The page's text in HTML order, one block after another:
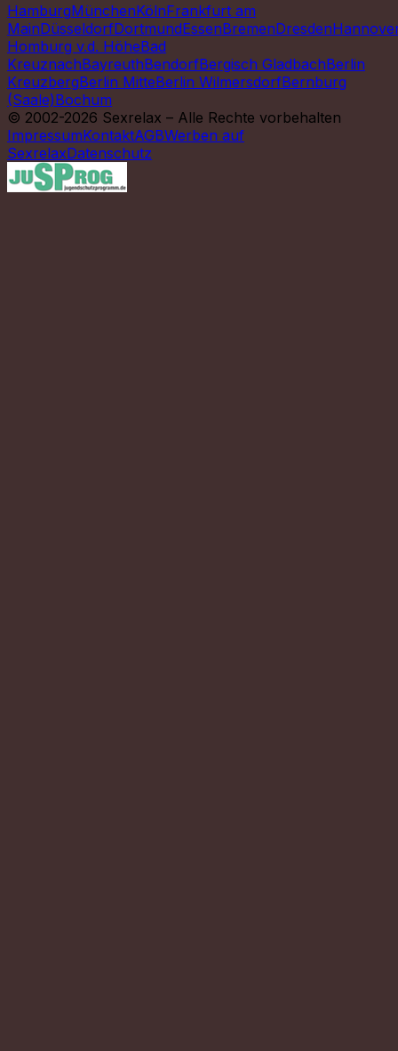
HamburgMünchenKölnFrankfurt am
MainDüsseldorfDortmundEssenBremenDresden
Homburg v.d. HöheBad
KreuznachBayreuthBendorfBergisch GladbachBerlin
KreuzbergBerlin MitteBerlin WilmersdorfBernburg
(Saale)Bochum
© 2002-2026 Sexrelax – Alle Rechte vorbehalten
ImpressumKontaktAGBWerben auf
SexrelaxDatenschutz